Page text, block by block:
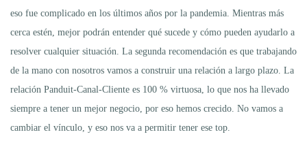
eso fue complicado en los últimos años por la pandemia. Mientras más
cerca estén, mejor podrán entender qué sucede y cómo pueden ayudarlo a
resolver cualquier situación. La segunda recomendación es que trabajando
de la mano con nosotros vamos a construir una relación a largo plazo. La
relación Panduit-Canal-Cliente es 100 % virtuosa, lo que nos ha llevado
siempre a tener un mejor negocio, por eso hemos crecido. No vamos a
cambiar el vínculo, y eso nos va a permitir tener ese top.